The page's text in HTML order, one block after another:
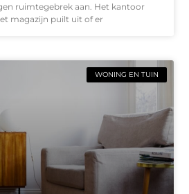
ruimtegebrek aan. Het kantoor
magazijn puilt uit of er
WONING EN TUIN